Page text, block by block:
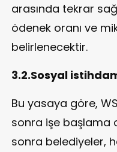
arasında tekrar
ödenek oranı ve
belirlenecektir.
3.2.Sosyal
Bu yasaya göre,
sonra işe başlama
sonra belediyeler,